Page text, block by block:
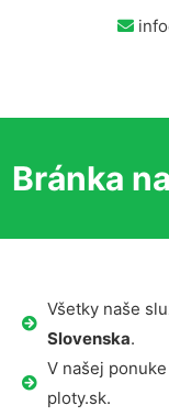
Bránka
Všetky naše
Slovenska.
V našej
ploty.sk.